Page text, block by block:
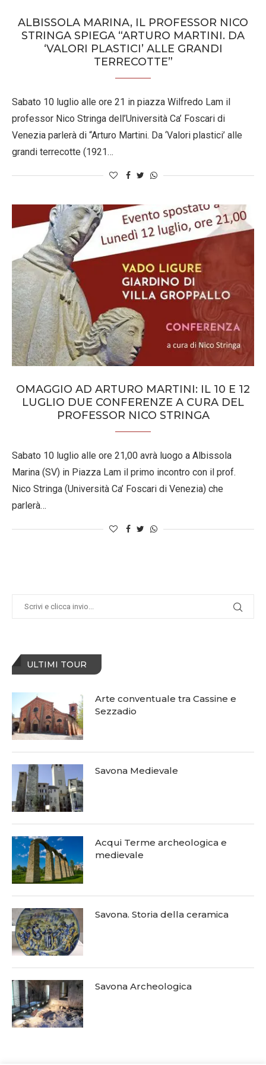
ALBISSOLA MARINA, IL PROFESSOR NICO
STRINGA SPIEGA “ARTURO MARTINI. DA
‘VALORI PLASTICI’ ALLE GRANDI
TERRECOTTE”
Sabato 10 luglio alle ore 21 in piazza Wilfredo Lam il
professor Nico Stringa dell’Università Ca’ Foscari di
Venezia parlerà di “Arturo Martini. Da ‘Valori plastici’ alle
grandi terrecotte (1921…
OMAGGIO AD ARTURO MARTINI: IL 10 E 12
LUGLIO DUE CONFERENZE A CURA DEL
PROFESSOR NICO STRINGA
Sabato 10 luglio alle ore 21,00 avrà luogo a Albissola
Marina (SV) in Piazza Lam il primo incontro con il prof.
Nico Stringa (Università Ca’ Foscari di Venezia) che
parlerà…
ULTIMI TOUR
Arte conventuale tra Cassine e
Sezzadio
Savona Medievale
Acqui Terme archeologica e
medievale
Savona. Storia della ceramica
Savona Archeologica